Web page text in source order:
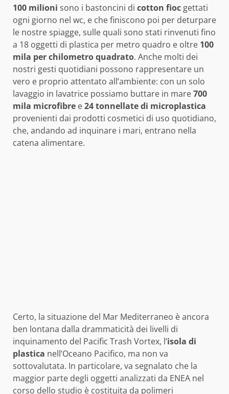
100 milioni sono i bastoncini di cotton fioc gettati
ogni giorno nel wc, e che finiscono poi per deturpare
le nostre spiagge, sulle quali sono stati rinvenuti fino
a 18 oggetti di plastica per metro quadro e oltre 100
mila per chilometro quadrato. Anche molti dei
nostri gesti quotidiani possono rappresentare un
vero e proprio attentato all’ambiente: con un solo
lavaggio in lavatrice possiamo buttare in mare700
mila microfibre e24 tonnellate di microplastica
provenienti dai prodotti cosmetici di uso quotidiano,
che, andando ad inquinare i mari, entrano nella
catena alimentare.
Certo, la situazione del Mar Mediterraneo è ancora
ben lontana dalla drammaticità dei livelli di
inquinamento del Pacific Trash Vortex, l’isola di
plastica nell’Oceano Pacifico, ma non va
sottovalutata. In particolare, va segnalato che la
maggior parte degli oggetti analizzati da ENEA nel
corso dello studio è costituita da polimeri